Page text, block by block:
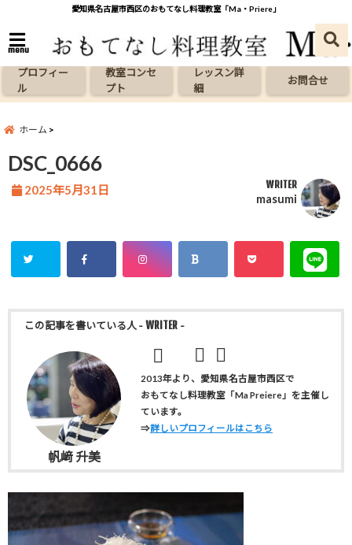
愛知県名古屋市西区のおもてなし料理教室「Ma・Priere」
menu
プロフィー
ル
教室コンセ
プト
レッスン詳
細
お問合せ
ホーム
DSC_0666
2025年5月31日 WRITER
masumi
この記事を書いている人 - WRITER -
2013年より、愛知県名古屋市西区で
おもてなし料理教室「Ma Preiere」を主催し
ています。
⇒詳しいプロフィールはこちら
帆﨑 升美